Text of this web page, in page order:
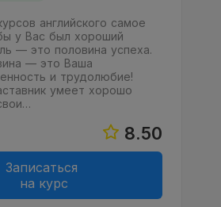
английского самое
у Вас был хороший
— это половина успеха.
— это Ваша
и трудолюбие!
умеет хорошо
8.50
Записаться
на курс